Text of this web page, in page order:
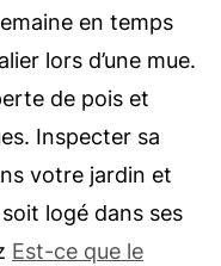
en temps
lors d’une mue.
de pois et
Inspecter sa
votre jardin et
logé dans ses
Est-ce que le